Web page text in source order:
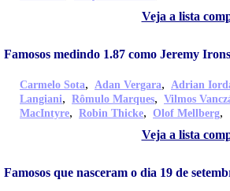
Veja a lista
Famosos medindo 1.87 como Jeremy Irons
Carmelo Sota, Adan Vergara, Adrian
Langiani, Rômulo Marques, Vilmos
MacIntyre, Robin Thicke, Olof Mellberg,
Veja a lista
Famosos que nasceram o dia 19 de